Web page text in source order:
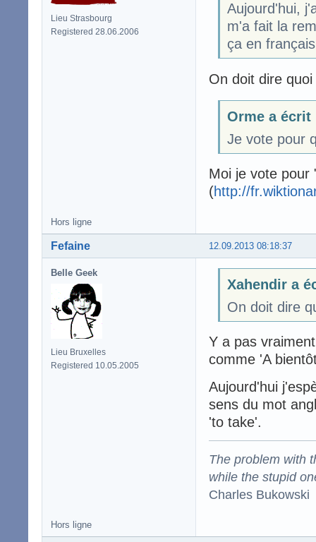
Lieu Strasbourg
Registered 28.06.2006
Aujourd'hui,
m'a fait la
ça en
On doit dire
Orme a écrit
Je vote pour
Moi je vote pour
(http://
Hors ligne
12.09.2013 08:18:37
Fefaine
Belle Geek
Lieu Bruxelles
Registered 10.05.2005
Xahendir a
On doit dire
Y a pas
comme 'A
Aujourd'hui
sens du mot
'to take'.
The problem with
while the stupid
Charles Bukowski
Hors ligne